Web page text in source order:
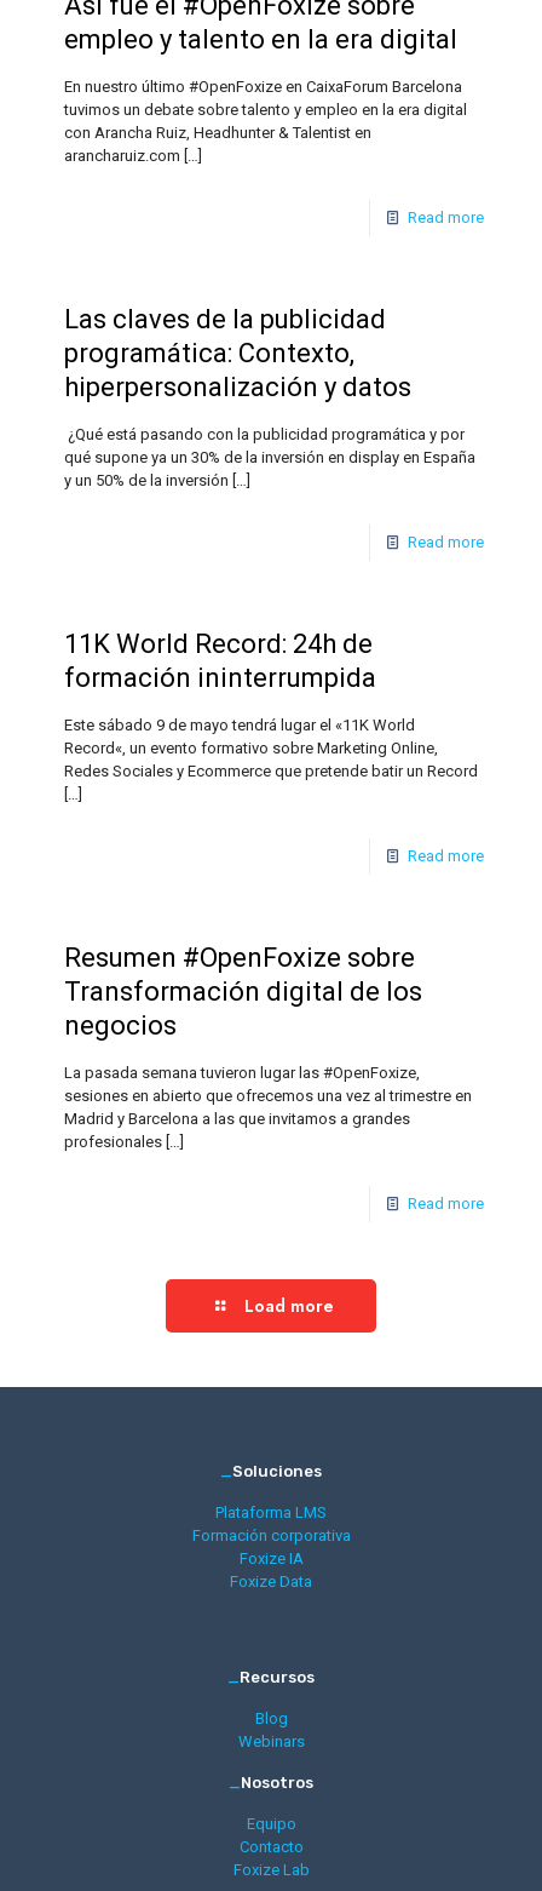
empleo y talento en la era digital
En nuestro último #OpenFoxize en CaixaForum Barcelona
tuvimos un debate sobre talento y empleo en la era digital
con Arancha Ruiz, Headhunter & Talentist en
arancharuiz.com […]
Read more
Las claves de la publicidad
programática: Contexto,
hiperpersonalización y datos
¿Qué está pasando con la publicidad programática y por
qué supone ya un 30% de la inversión en display en España
y un 50% de la inversión […]
Read more
11K World Record: 24h de
formación ininterrumpida
Este sábado 9 de mayo tendrá lugar el «11K World
Record«, un evento formativo sobre Marketing Online,
Redes Sociales y Ecommerce que pretende batir un Record
[…]
Read more
Resumen #OpenFoxize sobre
Transformación digital de los
negocios
La pasada semana tuvieron lugar las #OpenFoxize,
sesiones en abierto que ofrecemos una vez al trimestre en
Madrid y Barcelona a las que invitamos a grandes
profesionales […]
Read more
Load more
Soluciones
Plataforma LMS
Formación corporativa
Foxize IA
Foxize Data
Recursos
Blog
Webinars
Nosotros
Equipo
Contacto
Foxize Lab